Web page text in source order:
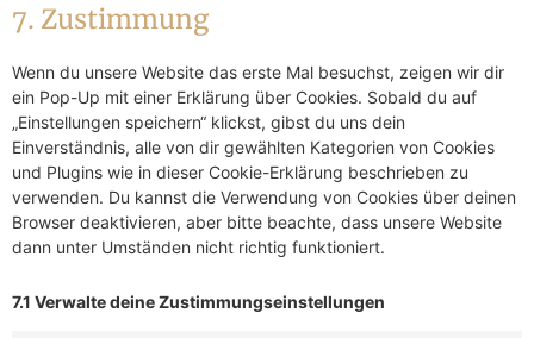
7. Zustimmung
Wenn du unsere Website das erste Mal besuchst, zeigen wir dir
ein Pop-Up mit einer Erklärung über Cookies. Sobald du auf
„Einstellungen speichern“ klickst, gibst du uns dein
Einverständnis, alle von dir gewählten Kategorien von Cookies
und Plugins wie in dieser Cookie-Erklärung beschrieben zu
verwenden. Du kannst die Verwendung von Cookies über deinen
Browser deaktivieren, aber bitte beachte, dass unsere Website
dann unter Umständen nicht richtig funktioniert.
7.1 Verwalte deine Zustimmungseinstellungen